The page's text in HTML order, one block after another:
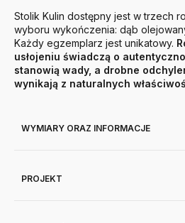
Stolik Kulin dostępny jest w trzech
wyboru wykończenia: dąb
Każdy egzemplarz jest unikatowy.
usłojeniu świadczą o
stanowią wady, a drobne
wynikają z naturalnych
WYMIARY ORAZ INFORMACJE
PROJEKT